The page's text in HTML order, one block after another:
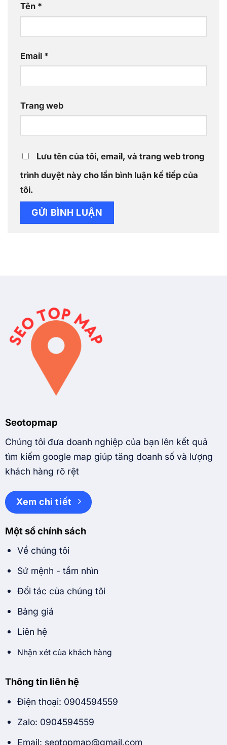
Tên *
Email *
Trang web
Lưu tên của tôi, email, và trang web trong
trình duyệt này cho lần bình luận kế tiếp của
tôi.
Seotopmap
Chúng tôi đưa doanh nghiệp của bạn lên kết quả
tìm kiếm google map giúp tăng doanh số và lượng
khách hàng rõ rệt
Xem chi tiết
Một số chính sách
Về chúng tôi
Sứ mệnh - tầm nhìn
Đối tác của chúng tôi
Bảng giá
Liên hệ
Nhận xét của khách hàng
Thông tin liên hệ
Điện thoại: 0904594559
Zalo: 0904594559
Email: seotopmap@gmail.com